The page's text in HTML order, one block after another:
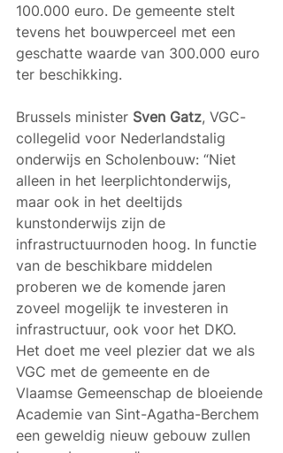
100.000 euro. De gemeente stelt
tevens het bouwperceel met een
geschatte waarde van 300.000 euro
ter beschikking.
Brussels minister Sven Gatz, VGC-
collegelid voor Nederlandstalig
onderwijs en Scholenbouw: “Niet
alleen in het leerplichtonderwijs,
maar ook in het deeltijds
kunstonderwijs zijn de
infrastructuurnoden hoog. In functie
van de beschikbare middelen
proberen we de komende jaren
zoveel mogelijk te investeren in
infrastructuur, ook voor het DKO.
Het doet me veel plezier dat we als
VGC met de gemeente en de
Vlaamse Gemeenschap de bloeiende
Academie van Sint-Agatha-Berchem
een geweldig nieuw gebouw zullen